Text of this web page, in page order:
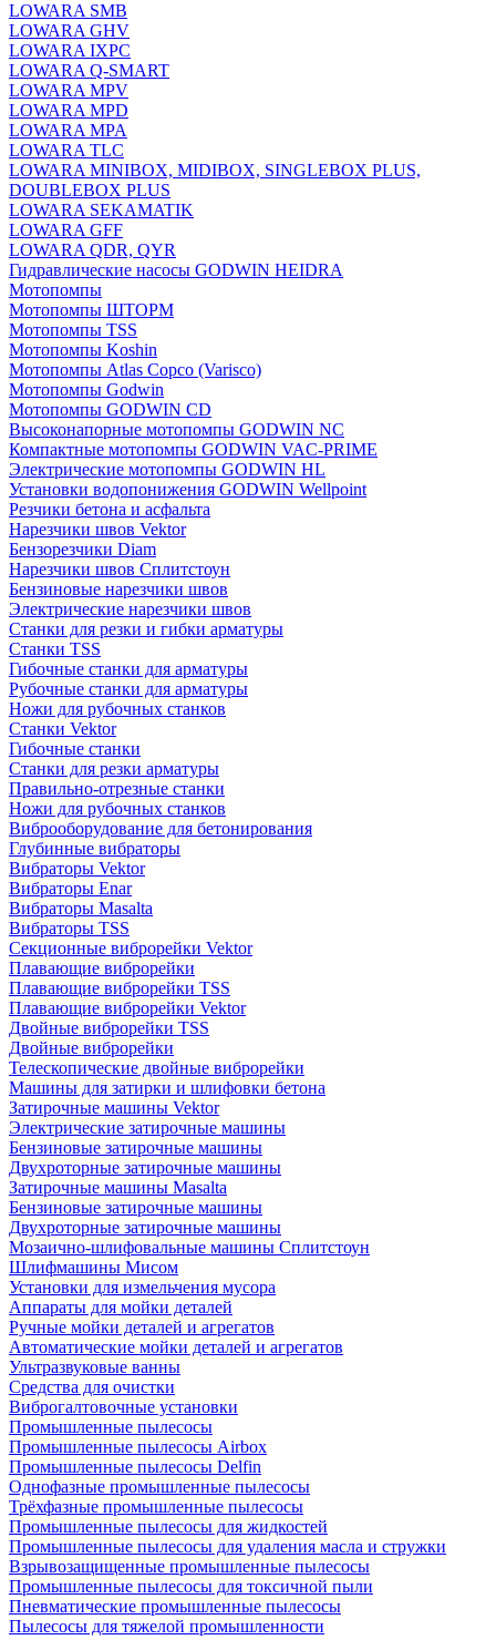
LOWARA SMB
LOWARA GHV
LOWARA IXPС
LOWARA Q-SMART
LOWARA MPV
LOWARA MPD
LOWARA MPA
LOWARA TLC
LOWARA MINIBOX, MIDIBOX, SINGLEBOX PLUS,
DOUBLEBOX PLUS
LOWARA SEKAMATIK
LOWARA GFF
LOWARA QDR, QYR
Гидравлические насосы GODWIN HEIDRA
Мотопомпы
Мотопомпы ШТОРМ
Мотопомпы TSS
Мотопомпы Koshin
Мотопомпы Atlas Copco (Varisco)
Мотопомпы Godwin
Мотопомпы GODWIN CD
Высоконапорные мотопомпы GODWIN NC
Компактные мотопомпы GODWIN VAC-PRIME
Электрические мотопомпы GODWIN HL
Установки водопонижения GODWIN Wellpoint
Резчики бетона и асфальта
Нарезчики швов Vektor
Бензорезчики Diam
Нарезчики швов Сплитстоун
Бензиновые нарезчики швов
Электрические нарезчики швов
Станки для резки и гибки арматуры
Станки TSS
Гибочные станки для арматуры
Рубочные станки для арматуры
Ножи для рубочных станков
Станки Vektor
Гибочные станки
Станки для резки арматуры
Правильно-отрезные станки
Ножи для рубочных станков
Виброоборудование для бетонирования
Глубинные вибраторы
Вибраторы Vektor
Вибраторы Enar
Вибраторы Masalta
Вибраторы TSS
Секционные виброрейки Vektor
Плавающие виброрейки
Плавающие виброрейки TSS
Плавающие виброрейки Vektor
Двойные виброрейки TSS
Двойные виброрейки
Телескопические двойные виброрейки
Машины для затирки и шлифовки бетона
Затирочные машины Vektor
Электрические затирочные машины
Бензиновые затирочные машины
Двухроторные затирочные машины
Затирочные машины Masalta
Бензиновые затирочные машины
Двухроторные затирочные машины
Мозаично-шлифовальные машины Сплитстоун
Шлифмашины Мисом
Установки для измельчения мусора
Аппараты для мойки деталей
Ручные мойки деталей и агрегатов
Автоматические мойки деталей и агрегатов
Ультразвуковые ванны
Средства для очистки
Виброгалтовочные установки
Промышленные пылесосы
Промышленные пылесосы Airbox
Промышленные пылесосы Delfin
Однофазные промышленные пылесосы
Трёхфазные промышленные пылесосы
Промышленные пылесосы для жидкостей
Промышленные пылесосы для удаления масла и стружки
Взрывозащищенные промышленные пылесосы
Промышленные пылесосы для токсичной пыли
Пневматические промышленные пылесосы
Пылесосы для тяжелой промышленности